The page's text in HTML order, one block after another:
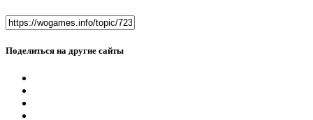
Поделиться на другие сайты